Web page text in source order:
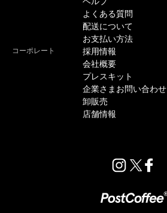
よくある質問
配送について
お支払い方法
コーポレート
採用情報
会社概要
プレスキット
企業さまお問い合わせ
卸販売
店舗情報